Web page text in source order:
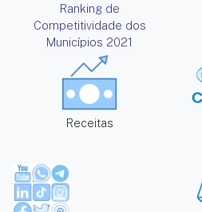
Ranking de
Competitividade dos
Municípios 2021
Receitas